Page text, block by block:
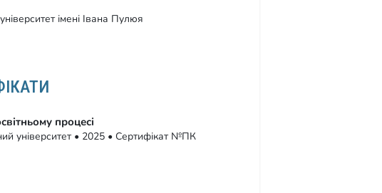
імені Івана Пулюя
процесі
університет • 2025 • Сертифікат №ПК